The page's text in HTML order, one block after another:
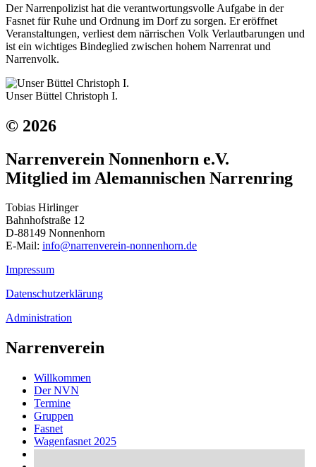
Der Narrenpolizist hat die verantwortungsvolle Aufgabe in der
Fasnet für Ruhe und Ordnung im Dorf zu sorgen. Er eröffnet
Veranstaltungen, verliest dem närrischen Volk Verlautbarungen und
ist ein wichtiges Bindeglied zwischen hohem Narrenrat und
Narrenvolk.
Unser Büttel Christoph I.
© 2026
Narrenverein Nonnenhorn e.V.
Mitglied im Alemannischen Narrenring
Tobias Hirlinger
Bahnhofstraße 12
D-88149 Nonnenhorn
E-Mail: info@narrenverein-nonnenhorn.de
Impressum
Datenschutzerklärung
Administration
Narrenverein
Willkommen
Der NVN
Termine
Gruppen
Fasnet
Wagenfasnet 2025